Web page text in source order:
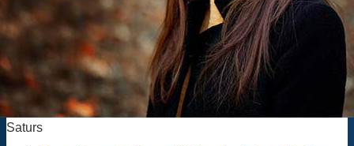
Saturs